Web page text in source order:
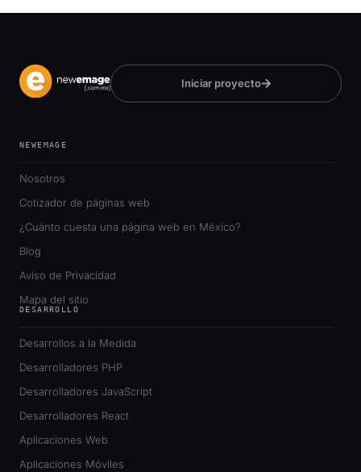
Iniciar proyecto
NEWEMAGE
Nosotros
Cotizador de páginas web
¿Cuánto cuesta una página web en México?
Blog
Aviso de Privacidad
Mapa del sitio
DESARROLLO
Desarrollos a la Medida
Desarrolladores PHP
Desarrolladores JavaScript
Desarrolladores React
Aplicaciones Web
Aplicaciones Móviles